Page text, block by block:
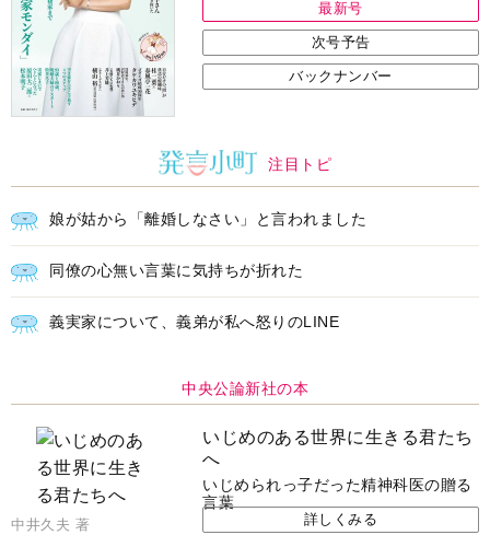
最新号
次号予告
バックナンバー
注目トピ
娘が姑から「離婚しなさい」と言われました
同僚の心無い言葉に気持ちが折れた
義実家について、義弟が私へ怒りのLINE
中央公論新社の本
いじめのある世界に生きる君たち
へ
いじめられっ子だった精神科医の贈る
言葉
中井久夫 著 詳しくみる